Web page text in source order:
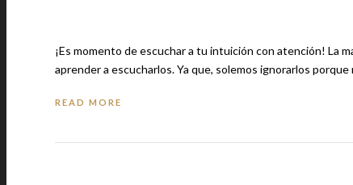
¡Es momento de escuchar a tu intuición con atención! La mayoría de las veces, nuestros instintos son correctos, pero debemos
aprender a escucharlos. Ya que, solemos ignorarlos
READ MORE